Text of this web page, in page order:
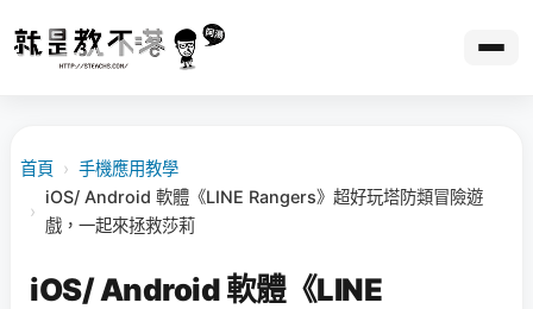
首頁 › 手機應用教學
›
iOS/ Android 軟體《LINE Rangers》超好玩塔防類冒險遊
戲，一起來拯救莎莉
iOS/ Android 軟體《LINE